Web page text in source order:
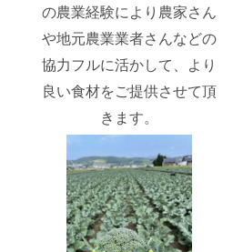
の農業経験により農家さん
や地元農業業者さんなどの
協力フルに活かして、より
良い食材をご提供させて頂
きます。